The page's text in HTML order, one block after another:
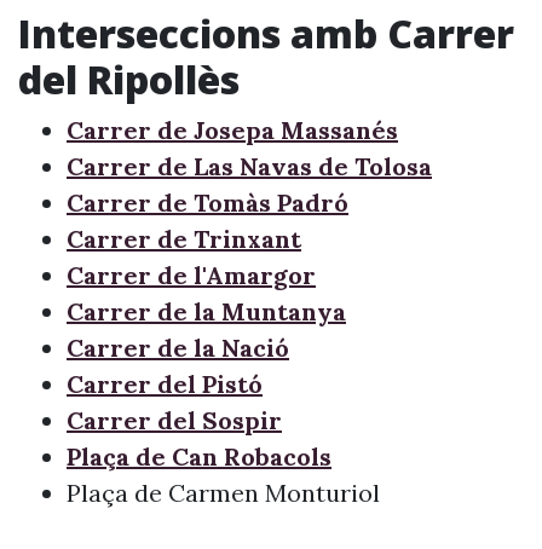
Interseccions amb Carrer
del Ripollès
Carrer de Josepa Massanés
Carrer de Las Navas de Tolosa
Carrer de Tomàs Padró
Carrer de Trinxant
Carrer de l'Amargor
Carrer de la Muntanya
Carrer de la Nació
Carrer del Pistó
Carrer del Sospir
Plaça de Can Robacols
Plaça de Carmen Monturiol